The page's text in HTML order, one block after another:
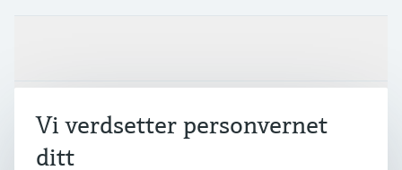
Industrier
Vi verdsetter personvernet
ditt